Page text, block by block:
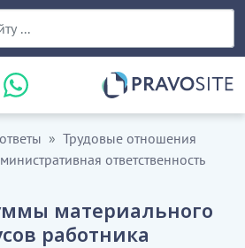
Трудовые отношения
ответственность
материального
работника